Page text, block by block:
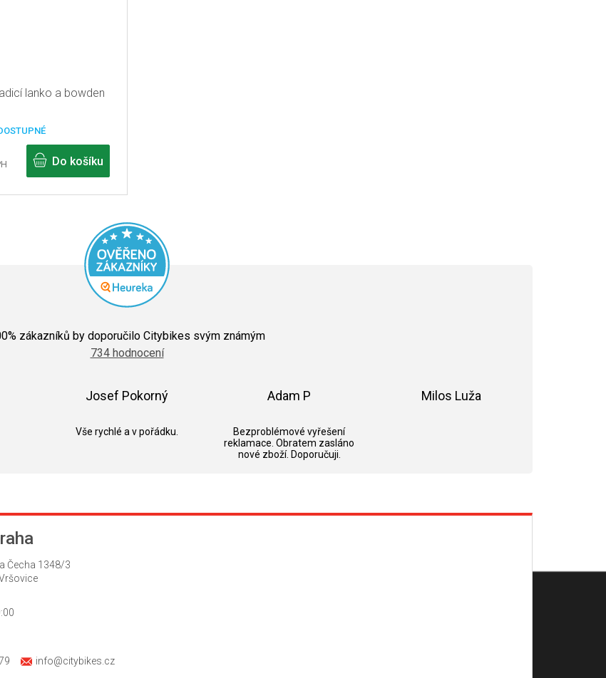
lanko a bowden
Do košíku
hodnocení
obchodu
je
5
hvězdiček.
% zákazníků by doporučilo Citybikes svým známým
734 hodnocení
Josef Pokorný
Vše rychlé a v pořádku.
Adam P
Bezproblémové vyřešení
reklamace. Obratem zasláno
nové zboží. Doporučuji.
Milos Luža
Čecha 1348/3
info@citybikes.cz